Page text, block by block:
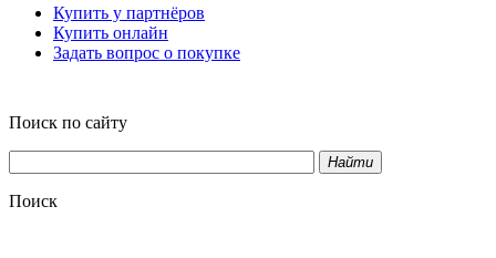
Купить у партнёров
Купить онлайн
Задать вопрос о покупке
Поиск по сайту
Найти
Поиск